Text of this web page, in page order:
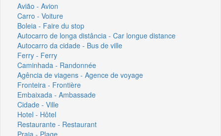
Avião - Avion
Carro - Voiture
Boleia - Faire du stop
Autocarro de longa distância - Car longue distance
Autocarro da cidade - Bus de ville
Ferry - Ferry
Caminhada - Randonnée
Agência de viagens - Agence de voyage
Fronteira - Frontière
Embaixada - Ambassade
Cidade - Ville
Hotel - Hôtel
Restaurante - Restaurant
Praia - Plage